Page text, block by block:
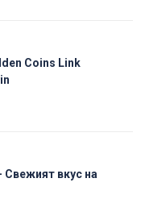
Coins Link
Свежият вкус на